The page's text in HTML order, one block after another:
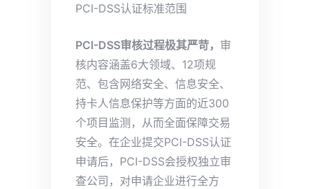
PCI-DSS认证标准范围
PCI-DSS审核过程极其严苛， 审
核内容涵盖6大领域、12项规
范、包含网络安全、信息安全、
持卡人信息保护等方面的近300
个项目监测，从而全面保障交易
安全。在企业提交PCI-DSS认证
申请后，PCI-DSS会授权独立审
查公司，对申请企业进行全方